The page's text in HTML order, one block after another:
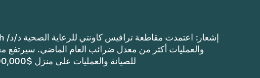
للصيانة والعمليات على منزل $100,000 بحوالي $8.41 (ثمانية دولارات وواحد وأربعين سنتًا).